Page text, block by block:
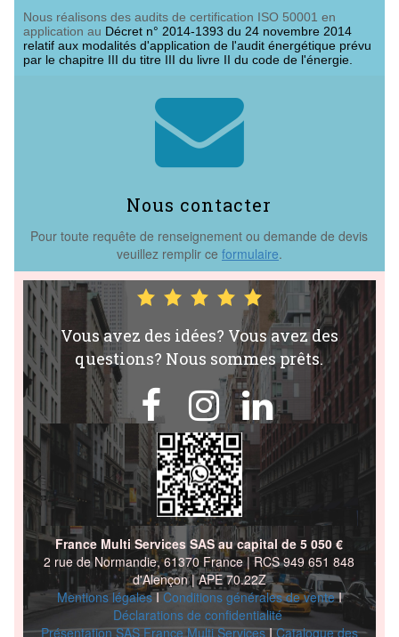
Nous réalisons des audits de certification ISO 50001 en
application au Décret n° 2014-1393 du 24 novembre 2014
relatif aux modalités d'application de l'audit énergétique prévu
par le chapitre III du titre III du livre II du code de l'énergie.

Nous contacter
Pour toute requête de renseignement ou demande de devis
veuillez remplir ce formulaire.
Vous avez des idées? Vous avez des
questions? Nous sommes prêts.
  
France Multi Services SAS au capital de 5 050 €
2 rue de Normandie, 61370 France | RCS 949 651 848
d'Alençon | APE 70.22Z
Mentions légalesIConditions générales deventeI
Déclarations de confidentialité
Présentation SAS France Multi ServicesICatalogue des